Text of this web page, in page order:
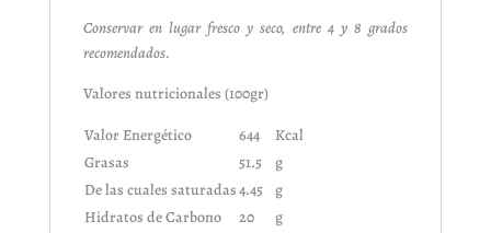
Conservar en lugar fresco y seco, entre 4 y 8 grados
recomendados.
Valores nutricionales (100gr)
Valor Energético
644
Kcal
Grasas
51.5
g
De las cuales saturadas4.45
g
Hidratos de Carbono
20
g